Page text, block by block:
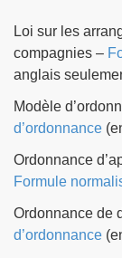
Loi sur les
compagnies –
anglais
Modèle
d’ordonnance
Ordonnance
Formule
Ordonnance de
d’ordonnance